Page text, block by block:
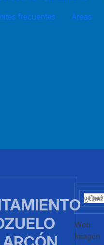
frecuentes Áreas
Web
Imagen